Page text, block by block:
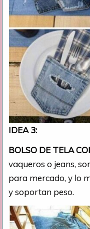
IDEA 3:
BOLSO DE TELA
vaqueros o jeans,
para mercado, y lo
y soportan peso.